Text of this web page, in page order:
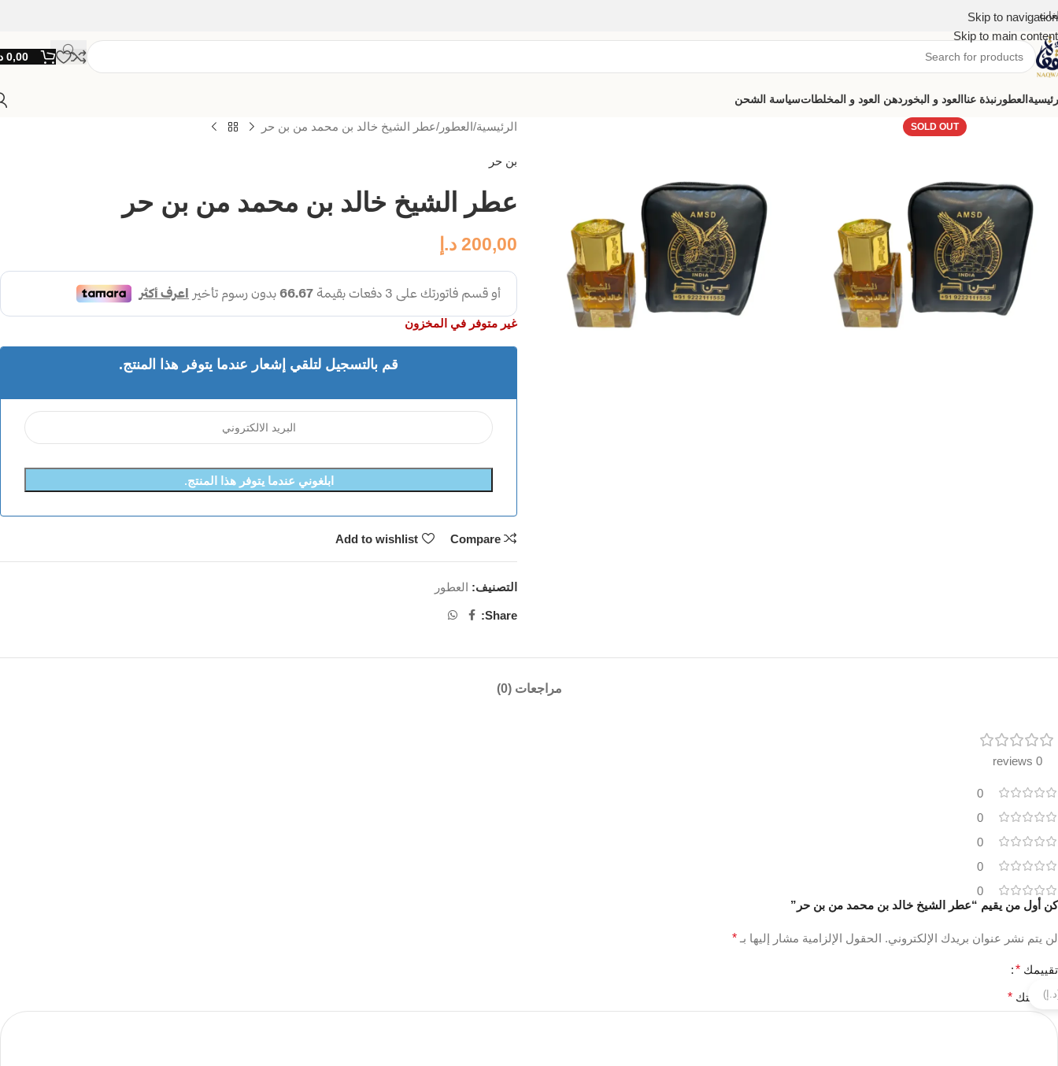
Skip to navigation
Skip to main content
0,00
العطور نبذة عنا العود و البخور دهن العود و المخلطاتسياسة الشحن
SOLD OUT الرئيسية العطور عطر الشيخ خالد بن محمد من بن حر
بن حر
عطر الشيخ خالد بن محمد من بن حر
200,00 د.إ
غير متوفر في المخزون
قم بالتسجيل لتلقي إشعار عندما يتوفر هذا المنتج.
ابلغوني عندما يتوفر هذا المنتج.
Compare
Add to wishlist
التصنيف: العطور
Share:
مراجعات (0)
0 reviews
0
0
0
0
0
كن أول من يقيم “عطر الشيخ خالد بن محمد من بن حر”
لن يتم نشر عنوان بريدك الإلكتروني. الحقول الإلزامية مشار إليها بـ *
تقييمك *
مراجعتك *